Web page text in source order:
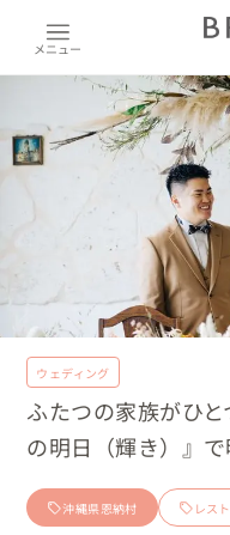
メニュー
ウェディング
ふたつの家族がひ
の明日（輝き）』
沖縄県恩納村 レス